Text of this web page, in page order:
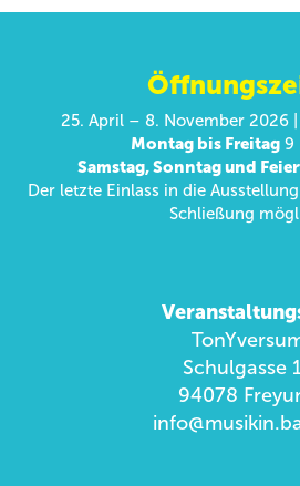
25. April – 8. November 2026
Montag bis Freitag 9
Samstag, Sonntag und
Der letzte Einlass in die
Schließung
Schulgasse
94078